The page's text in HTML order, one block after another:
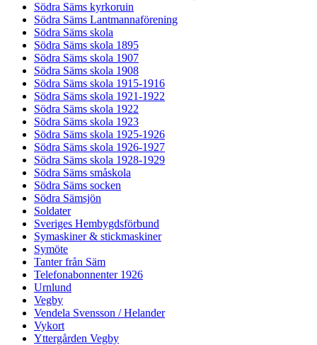
Södra Säms kyrkoruin
Södra Säms Lantmannaförening
Södra Säms skola
Södra Säms skola 1895
Södra Säms skola 1907
Södra Säms skola 1908
Södra Säms skola 1915-1916
Södra Säms skola 1921-1922
Södra Säms skola 1922
Södra Säms skola 1923
Södra Säms skola 1925-1926
Södra Säms skola 1926-1927
Södra Säms skola 1928-1929
Södra Säms småskola
Södra Säms socken
Södra Sämsjön
Soldater
Sveriges Hembygdsförbund
Symaskiner & stickmaskiner
Symöte
Tanter från Säm
Telefonabonnenter 1926
Urnlund
Vegby
Vendela Svensson / Helander
Vykort
Yttergården Vegby